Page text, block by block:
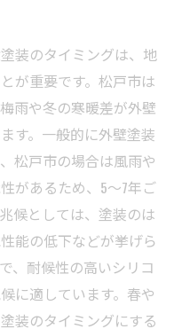
装のタイミングは、地
が重要です。松戸市は
雨や冬の寒暖差が外壁
す。一般的に外壁塗装
松戸市の場合は風雨や
があるため、5～7年ご
候としては、塗装のは
能の低下などが挙げら
、耐候性の高いシリコ
に適しています。春や
装のタイミングにする